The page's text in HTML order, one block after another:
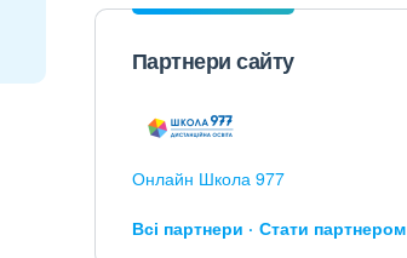
Партнери сайту
Онлайн Школа 977
Всі партнери Стати партнером